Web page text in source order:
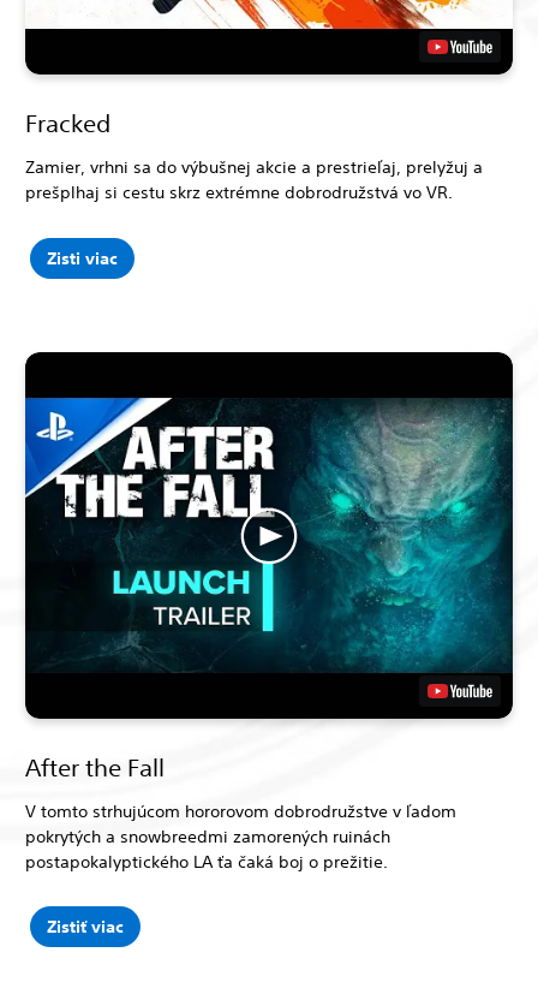
Fracked
Zamier, vrhni sa do výbušnej akcie a prestrieľaj, prelyžuj a
prešplhaj si cestu skrz extrémne dobrodružstvá vo VR.
Zisti viac
After the Fall
V tomto strhujúcom hororovom dobrodružstve v ľadom
pokrytých a snowbreedmi zamorených ruinách
postapokalyptického LA ťa čaká boj o prežitie.
Zistiť viac